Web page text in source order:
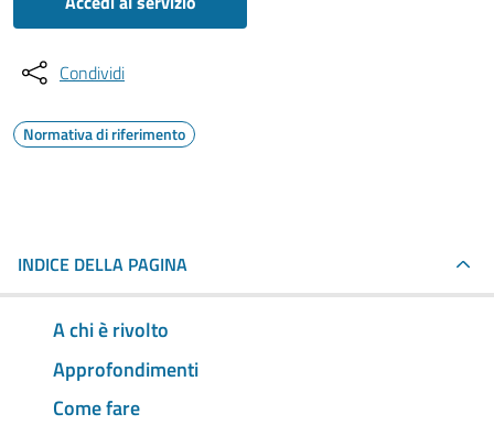
Condividi
Normativa di riferimento
INDICE DELLA PAGINA
A chi è rivolto
Approfondimenti
Come fare